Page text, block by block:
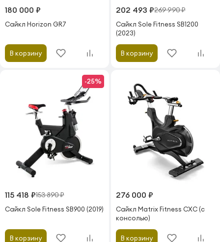
180 000 ₽
Сайкл Horizon GR7
В корзину
202 493 ₽269 990 ₽
Сайкл Sole Fitness SB1200
(2023)
В корзину
-25%
115 418 ₽153 890 ₽
Сайкл Sole Fitness SB900 (2019)
В корзину
276 000 ₽
Сайкл Matrix Fitness CXC (с
консолью)
В корзину